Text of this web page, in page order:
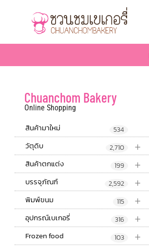
Chuanchom Bakery
Online Shopping
สินค้ามาใหม่ 534
+
วัตุดิบ 2,710
+
สินค้าตกแต่ง 199
+
บรรจุภัณฑ์ 2,592
+
พิมพ์ขนม 115
+
อุปกรณ์เบเกอรี่ 316
+
Frozen food 103